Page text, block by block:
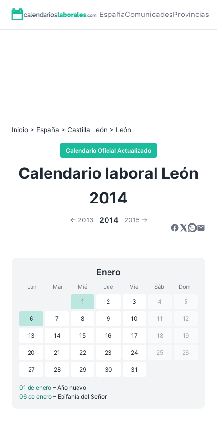
EspañaComunidadesProvincias
Inicio > España > Castilla León > León
Calendario Oficial Actualizado
Calendario laboral León
2014
← 2013 2014 2015 →
Enero
Lun Mar Mié Jue Vie Sáb Dom
1 2 3 4 5
6 7 8 9 10 11 12
13 14 15 16 17 18 19
20 21 22 23 24 25 26
27 28 29 30 31
01 de enero – Año nuevo
06 de enero – Epifanía del Señor